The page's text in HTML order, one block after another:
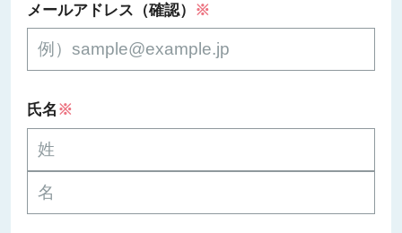
メールアドレス（確認） ※
氏名 ※